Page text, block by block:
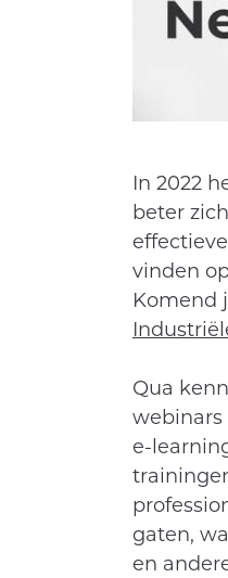
In 2022
beter
vinden
Komend
Qua
webinars
e-
gaten,
en